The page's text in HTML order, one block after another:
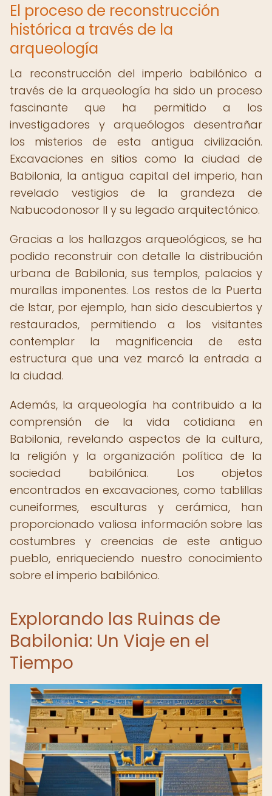
El proceso de reconstrucción
histórica a través de la
arqueología
La reconstrucción del imperio babilónico a
través de la arqueología ha sido un proceso
fascinante que ha permitido a los
investigadores y arqueólogos desentrañar
los misterios de esta antigua civilización.
Excavaciones en sitios como la ciudad de
Babilonia, la antigua capital del imperio, han
revelado vestigios de la grandeza de
Nabucodonosor II y su legado arquitectónico.
Gracias a los hallazgos arqueológicos, se ha
podido reconstruir con detalle la distribución
urbana de Babilonia, sus templos, palacios y
murallas imponentes. Los restos de la Puerta
de Istar, por ejemplo, han sido descubiertos y
restaurados, permitiendo a los visitantes
contemplar la magnificencia de esta
estructura que una vez marcó la entrada a
la ciudad.
Además, la arqueología ha contribuido a la
comprensión de la vida cotidiana en
Babilonia, revelando aspectos de la cultura,
la religión y la organización política de la
sociedad babilónica. Los objetos
encontrados en excavaciones, como tablillas
cuneiformes, esculturas y cerámica, han
proporcionado valiosa información sobre las
costumbres y creencias de este antiguo
pueblo, enriqueciendo nuestro conocimiento
sobre el imperio babilónico.
Explorando las Ruinas de
Babilonia: Un Viaje en el
Tiempo